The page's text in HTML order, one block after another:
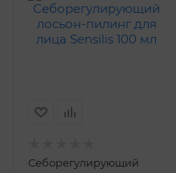
Себорегулирующий